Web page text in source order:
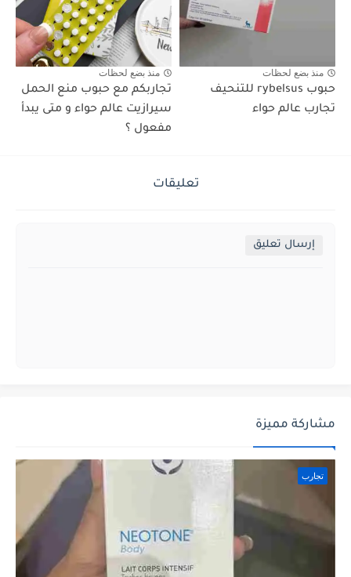
منذ بضع لحظات
حبوب rybelsus للتنحيف
تجارب عالم حواء
منذ بضع لحظات
تجاربكم مع حبوب منع الحمل
سيرازيت عالم حواء و متى يبدأ
مفعول ؟
تعليقات
إرسال تعليق
مشاركة مميزة
تجارب